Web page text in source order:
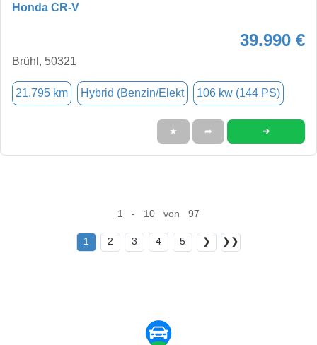
Honda CR-V
39.990 €
Brühl, 50321
21.795 km Hybrid (Benzin/Elekt 106 kw (144 PS)
★ ➦ ➜
1 - 10 von 97
1 2 3 4 5 ❯ ❯❯